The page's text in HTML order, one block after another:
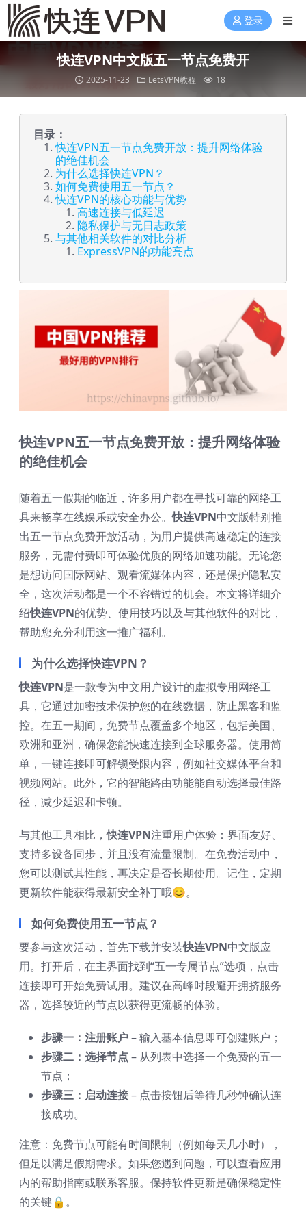
登录
快连VPN中文版五一节点免费开
2025-11-23 LetsVPN教程 18
目录：
快连VPN五一节点免费开放：提升网络体验
的绝佳机会
为什么选择快连VPN？
如何免费使用五一节点？
快连VPN的核心功能与优势
高速连接与低延迟
隐私保护与无日志政策
与其他相关软件的对比分析
ExpressVPN的功能亮点
快连VPN五一节点免费开放：提升网络体验
的绝佳机会
随着五一假期的临近，许多用户都在寻找可靠的网络工
具来畅享在线娱乐或安全办公。快连VPN中文版特别推
出五一节点免费开放活动，为用户提供高速稳定的连接
服务，无需付费即可体验优质的网络加速功能。无论您
是想访问国际网站、观看流媒体内容，还是保护隐私安
全，这次活动都是一个不容错过的机会。本文将详细介
绍快连VPN的优势、使用技巧以及与其他软件的对比，
帮助您充分利用这一推广福利。
为什么选择快连VPN？
快连VPN是一款专为中文用户设计的虚拟专用网络工
具，它通过加密技术保护您的在线数据，防止黑客和监
控。在五一期间，免费节点覆盖多个地区，包括美国、
欧洲和亚洲，确保您能快速连接到全球服务器。使用简
单，一键连接即可解锁受限内容，例如社交媒体平台和
视频网站。此外，它的智能路由功能能自动选择最佳路
径，减少延迟和卡顿。
与其他工具相比，快连VPN注重用户体验：界面友好、
支持多设备同步，并且没有流量限制。在免费活动中，
您可以测试其性能，再决定是否长期使用。记住，定期
更新软件能获得最新安全补丁哦😊。
如何免费使用五一节点？
要参与这次活动，首先下载并安装快连VPN中文版应
用。打开后，在主界面找到“五一专属节点”选项，点击
连接即可开始免费试用。建议在高峰时段避开拥挤服务
器，选择较近的节点以获得更流畅的体验。
步骤一：注册账户– 输入基本信息即可创建账户；
步骤二：选择节点 – 从列表中选择一个免费的五一
节点；
步骤三：启动连接– 点击按钮后等待几秒钟确认连
接成功。
注意：免费节点可能有时间限制（例如每天几小时），
但足以满足假期需求。如果您遇到问题，可以查看应用
内的帮助指南或联系客服。保持软件更新是确保稳定性
的关键🔒。